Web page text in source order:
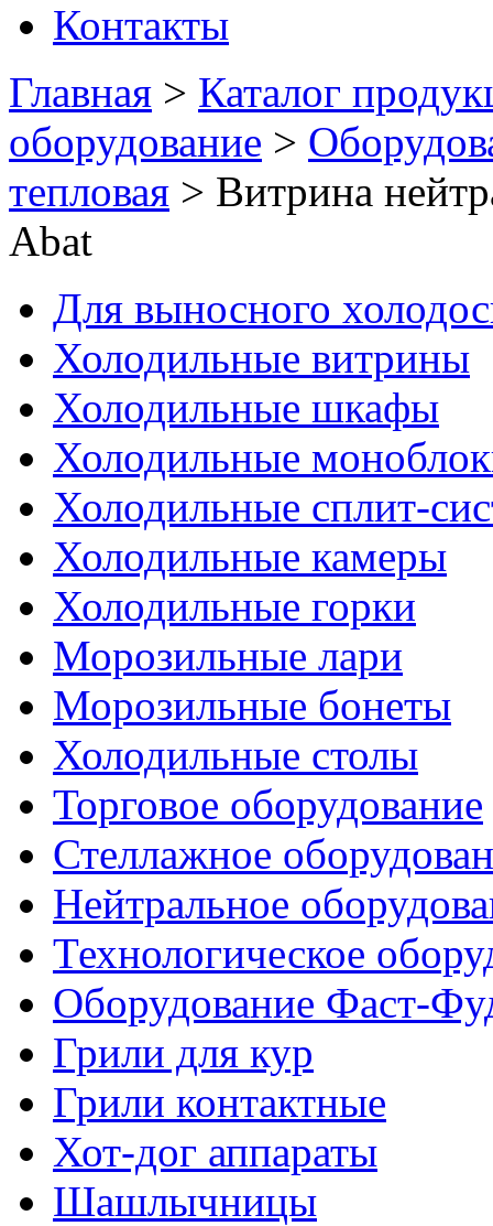
Контакты
Главная > Каталог
оборудование >
тепловая > Витрина
Abat
Для выносного
Холодильные витрины
Холодильные шкафы
Холодильные
Холодильные сплит-
Холодильные камеры
Холодильные горки
Морозильные лари
Морозильные бонеты
Холодильные столы
Торговое оборудование
Стеллажное
Нейтральное
Технологическое
Оборудование Фаст-
Грили для кур
Грили контактные
Хот-дог аппараты
Шашлычницы